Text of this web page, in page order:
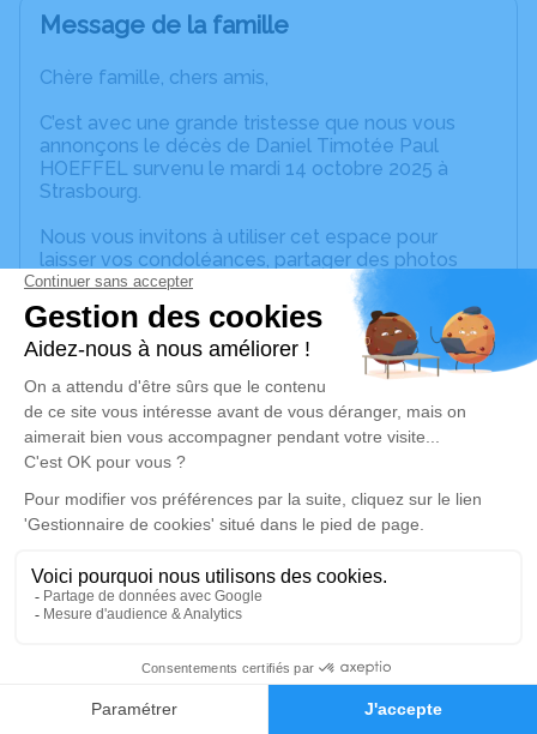
Faire-part Hommages
Message de la famille
Chère famille, chers amis,
C’est avec une grande tristesse que nous vous
annonçons le décès de Daniel Timotée Paul
HOEFFEL survenu le mardi 14 octobre 2025 à
Strasbourg.
Nous vous invitons à utiliser cet espace pour
laisser vos condoléances, partager des photos
souvenirs, une anecdote ou exprimer vos pensées
à travers des poèmes ou des textes. Cet endroit
est un lieu d'expression dédié à honorer la
mémoire de Daniel Timotée Paul HOEFFEL.
Un service de plantation d’arbre hommage est
disponible ici.
jeudi 30 octobre 2025 à 14h30
Église Saint-Thomas de Strasbourg
67000 Strasbourg